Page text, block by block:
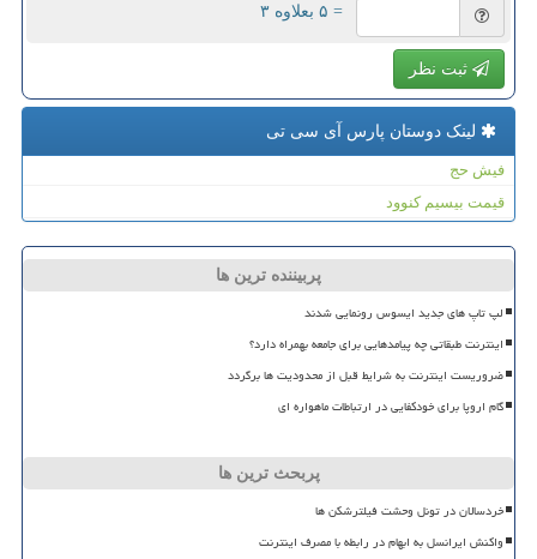
= ۵ بعلاوه ۳
ثبت نظر
لینک دوستان پارس آی سی تی
فیش حج
قیمت بیسیم کنوود
پربیننده ترین ها
لپ تاپ های جدید ایسوس رونمایی شدند
اینترنت طبقاتی چه پیامدهایی برای جامعه بهمراه دارد؟
ضروریست اینترنت به شرایط قبل از محدودیت ها برگردد
گام اروپا برای خودکفایی در ارتباطات ماهواره ای
پربحث ترین ها
خردسالان در تونل وحشت فیلترشکن ها
واکنش ایرانسل به ابهام در رابطه با مصرف اینترنت